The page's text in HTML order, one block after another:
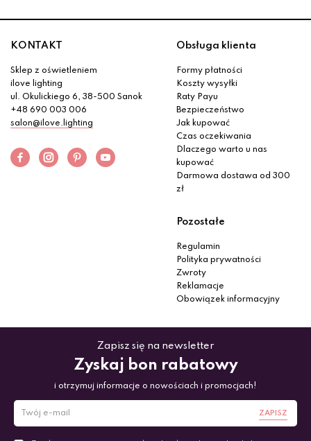
KONTAKT
Sklep z oświetleniem
ilove lighting
ul. Okulickiego 6, 38-500 Sanok
+48 690 003 006
salon@ilove.lighting
Obsługa klienta
Formy płatności
Koszty wysyłki
Raty Payu
Bezpieczeństwo
Jak kupować
Czas oczekiwania
Dlaczego warto u nas
kupować
Darmowa dostawa od 300
zł
Pozostałe
Regulamin
Polityka prywatności
Zwroty
Reklamacje
Obowiązek informacyjny
Zapisz się na newsletter
Zyskaj bon rabatowy
i otrzymuj informacje o nowościach i promocjach!
ZAPISZ